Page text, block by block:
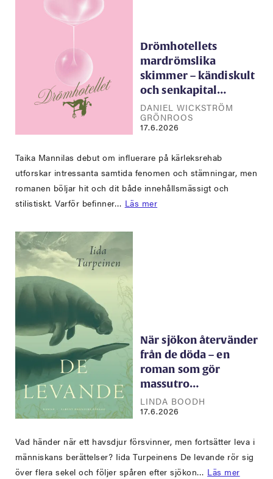
Drömhotellets
mardrömslika
skimmer – kändiskult
och senkapital…
DANIEL WICKSTRÖM
GRÖNROOS
17.6.2026
Taika Mannilas debut om influerare på kärleksrehab
utforskar intressanta samtida fenomen och stämningar, men
romanen böljar hit och dit både innehållsmässigt och
stilistiskt. Varför befinner… Läs mer
När sjökon återvänder
från de döda – en
roman som gör
massutro…
LINDA BOODH
17.6.2026
Vad händer när ett havsdjur försvinner, men fortsätter leva i
människans berättelser? Iida Turpeinens De levande rör sig
över flera sekel och följer spåren efter sjökon… Läs mer